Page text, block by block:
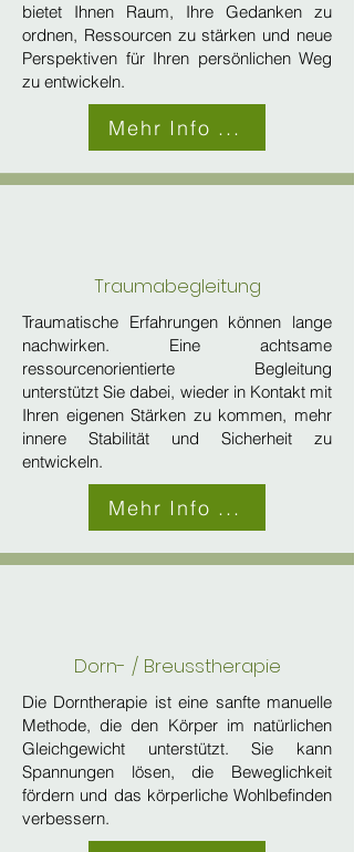
bietet Ihnen Raum, Ihre Gedanken zu
ordnen, Ressourcen zu stärken und neue
Perspektiven für Ihren persönlichen Weg
zu entwickeln.
Mehr Info ...
Traumabegleitung
​Traumatische Erfahrungen können lange
nachwirken. Eine achtsame
ressourcenorientierte Begleitung
unterstützt Sie dabei, wieder in Kontakt mit
Ihren eigenen Stärken zu kommen, mehr
innere Stabilität und Sicherheit zu
entwickeln.
Mehr Info ...
Dorn- / Breusstherapie
​Die Dorntherapie ist eine sanfte manuelle
Methode, die den Körper im natürlichen
Gleichgewicht unterstützt. Sie kann
Spannungen lösen, die Beweglichkeit
fördern und das körperliche Wohlbefinden
verbessern.